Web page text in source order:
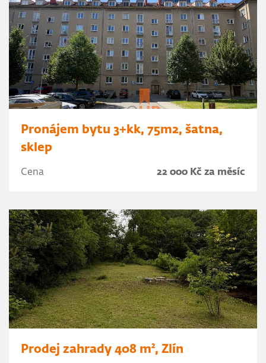
Pronájem bytu 3+kk, 75m2, šatna,
sklep
Cena 22 000 Kč za měsíc
Prodej zahrady 408 m², Zlín